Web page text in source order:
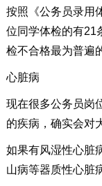
按照《公务员录用
位同学体检的有21
检不合格最为普遍
心脏病
现在很多公务员岗
的疾病，确实会对
如果有风湿性心脏
山病等器质性心脏